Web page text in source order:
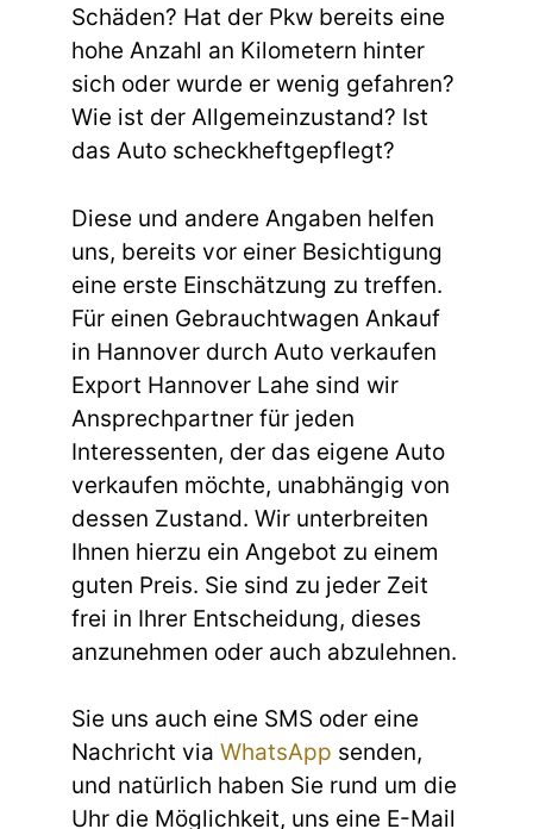
Schäden? Hat der Pkw bereits eine
hohe Anzahl an Kilometern hinter
sich oder wurde er wenig gefahren?
Wie ist der Allgemeinzustand? Ist
das Auto scheckheftgepflegt?
Diese und andere Angaben helfen
uns, bereits vor einer Besichtigung
eine erste Einschätzung zu treffen.
Für einen Gebrauchtwagen Ankauf
in Hannover durch Auto verkaufen
Export Hannover Lahe sind wir
Ansprechpartner für jeden
Interessenten, der das eigene Auto
verkaufen möchte, unabhängig von
dessen Zustand. Wir unterbreiten
Ihnen hierzu ein Angebot zu einem
guten Preis. Sie sind zu jeder Zeit
frei in Ihrer Entscheidung, dieses
anzunehmen oder auch abzulehnen.
Sie uns auch eine SMS oder eine
Nachricht via WhatsApp senden,
und natürlich haben Sie rund um die
Uhr die Möglichkeit, uns eine E-Mail